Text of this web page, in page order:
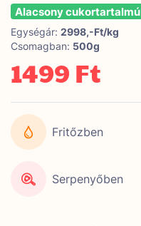
Alacsony cukortartalmú
Egységár: 2998,-Ft/kg
Csomagban: 500g
1499 Ft
Fritőzben
Serpenyőben